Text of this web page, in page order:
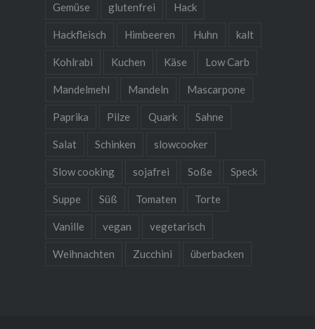
Gemüse glutenfrei Hack
Hackfleisch Himbeeren Huhn kalt
Kohlrabi Kuchen Käse Low Carb
Mandelmehl Mandeln Mascarpone
Paprika Pilze Quark Sahne
Salat Schinken slowcooker
Slow cooking sojafrei Soße Speck
Suppe Süß Tomaten Torte
Vanille vegan vegetarisch
Weihnachten Zucchini überbacken